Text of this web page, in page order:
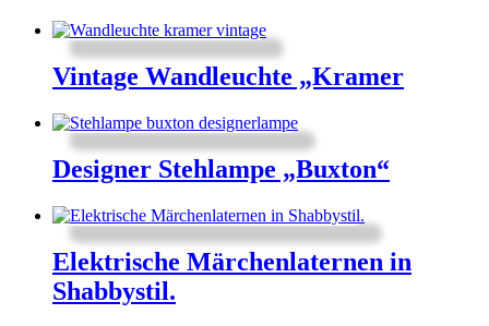
Vintage Wandleuchte „Kramer
Designer Stehlampe „Buxton“
Elektrische Märchenlaternen in
Shabbystil.